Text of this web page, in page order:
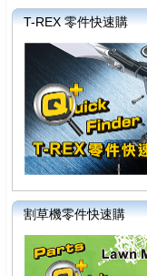
T-REX 零件快速購
割草機零件快速購